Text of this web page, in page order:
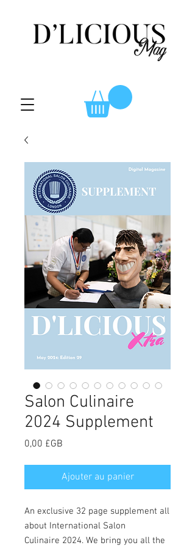
Salon Culinaire
2024 Supplement
0,00 £GB
Ajouter au panier
An exclusive 32 page supplement all
about International Salon
Culinaire 2024. We bring you all the